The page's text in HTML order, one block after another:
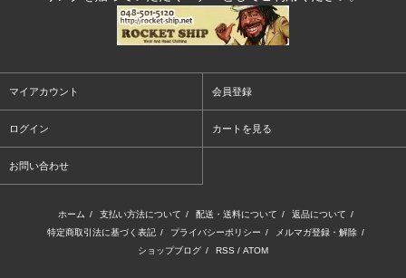
マイアカウント 会員登録
ログイン カートを見る
お問い合わせ
ホーム / 支払い方法について / 配送・送料について / 返品について /
特定商取引法に基づく表記 / プライバシーポリシー / メルマガ登録・解除 /
ショップブログ / RSS / ATOM